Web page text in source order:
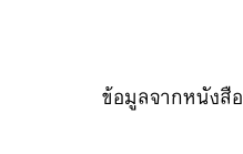
ข้อมูลจากหนังสือ